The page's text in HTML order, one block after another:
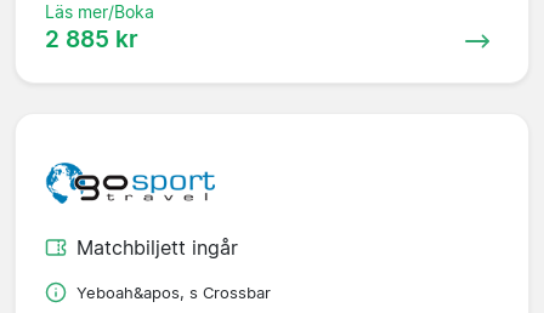
Läs mer/Boka
2 885 kr
Matchbiljett ingår
Yeboah&apos, s Crossbar